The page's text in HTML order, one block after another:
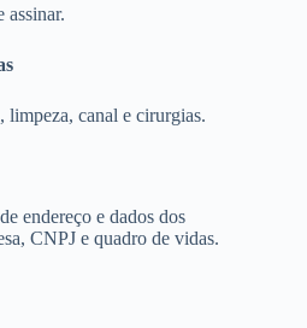
assinar.
limpeza, canal e cirurgias.
endereço e dados dos
CNPJ e quadro de vidas.